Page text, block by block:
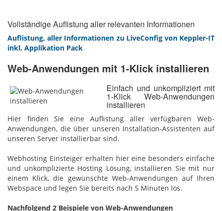
Vollständige Auflistung aller relevanten Informationen
Auflistung, aller Informationen zu LiveConfig von Keppler-IT
inkl. Applikation Pack
Web-Anwendungen mit 1-Klick installieren
Einfach und unkompliziert mit
1-Klick Web-Anwendungen
installieren
Hier finden Sie eine Auflistung aller verfügbaren Web-
Anwendungen, die über unseren Installation-Assistenten auf
unseren Server installierbar sind.
Webhosting Einsteiger erhalten hier eine besonders einfache
und unkomplizierte Hosting Lösung, installieren Sie mit nur
einem Klick, die gewünschte Web-Anwendungen auf Ihren
Webspace und legen Sie bereits nach 5 Minuten los.
Nachfolgend 2 Beispiele von Web-Anwendungen